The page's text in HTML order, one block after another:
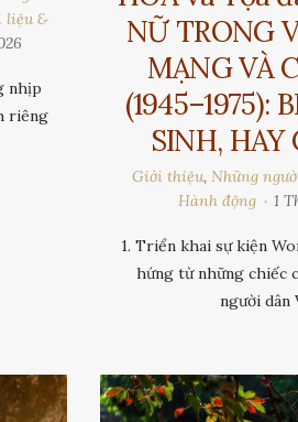
liệu &
nhịp
riêng
NỮ TRONG
MẠNG VÀ
(1945–1975):
SINH, HAY
Giới thiệu, Những
Hành động
1
1. Triển khai sự kiện
hứng từ những chiếc
người dân